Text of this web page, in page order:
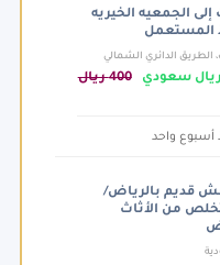
الجمعيه الخيريه
المستعمل
الطريق الدائري الشمالي
الرياض السعودية
400 ريال
أسبوع واحد
قديم بالرياض/
تخلص من الأثاث